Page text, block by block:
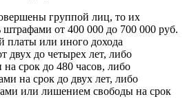
группой лиц, то их
штрафами от 400 000 до 700 000 руб.
платы или иного дохода
двух до четырех лет, либо
срок до 480 часов, либо
на срок до двух лет, либо
или лишением свободы на срок